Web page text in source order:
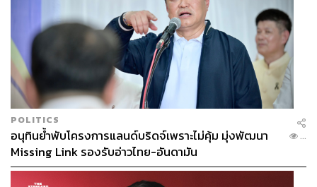
POLITICS
อนุทินย้ำพับโครงการแลนด์บริดจ์เพราะไม่คุ้ม มุ่งพัฒนา
Missing Link รองรับอ่าวไทย-อันดามัน
...